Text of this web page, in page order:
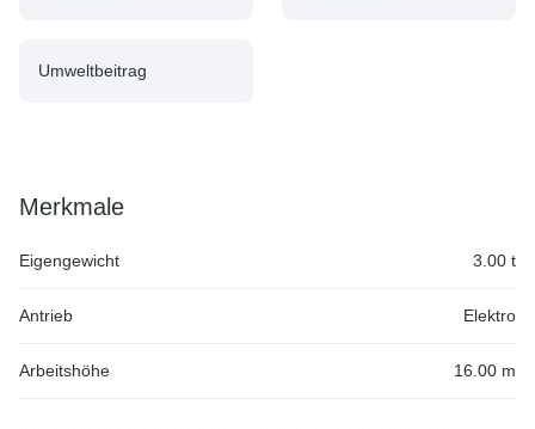
Umweltbeitrag
Merkmale
Eigengewicht 3.00 t
Antrieb Elektro
Arbeitshöhe 16.00 m